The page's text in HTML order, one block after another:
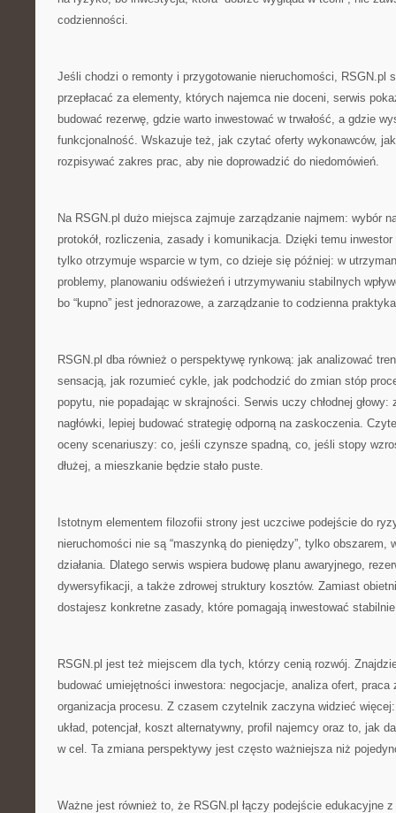
codzienności.
Jeśli chodzi o remonty i przygotowanie nieruchomości, RSGN.pl
przepłacać za elementy, których najemca nie doceni, serwis
budować rezerwę, gdzie warto inwestować w trwałość, a gdzie
funkcjonalność. Wskazuje też, jak czytać oferty wykonawców,
rozpisywać zakres prac, aby nie doprowadzić do niedomówień.
Na RSGN.pl dużo miejsca zajmuje zarządzanie najmem: wybór
protokół, rozliczenia, zasady i komunikacja. Dzięki temu
tylko otrzymuje wsparcie w tym, co dzieje się później: w
problemy, planowaniu odświeżeń i utrzymywaniu stabilnych
bo “kupno” jest jednorazowe, a zarządzanie to codzienna
RSGN.pl dba również o perspektywę rynkową: jak analizować
sensacją, jak rozumieć cykle, jak podchodzić do zmian stóp
popytu, nie popadając w skrajności. Serwis uczy chłodnej głowy:
nagłówki, lepiej budować strategię odporną na zaskoczenia.
oceny scenariuszy: co, jeśli czynsze spadną, co, jeśli stopy
dłużej, a mieszkanie będzie stało puste.
Istotnym elementem filozofii strony jest uczciwe podejście do
nieruchomości nie są “maszynką do pieniędzy”, tylko obszarem,
działania. Dlatego serwis wspiera budowę planu awaryjnego,
dywersyfikacji, a także zdrowej struktury kosztów. Zamiast
dostajesz konkretne zasady, które pomagają inwestować
RSGN.pl jest też miejscem dla tych, którzy cenią rozwój.
budować umiejętności inwestora: negocjacje, analiza ofert,
organizacja procesu. Z czasem czytelnik zaczyna widzieć
układ, potencjał, koszt alternatywny, profil najemcy oraz to, jak
w cel. Ta zmiana perspektywy jest często ważniejsza niż
Ważne jest również to, że RSGN.pl łączy podejście edukacyjne z